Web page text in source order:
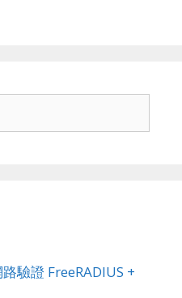
驗證 FreeRADIUS +